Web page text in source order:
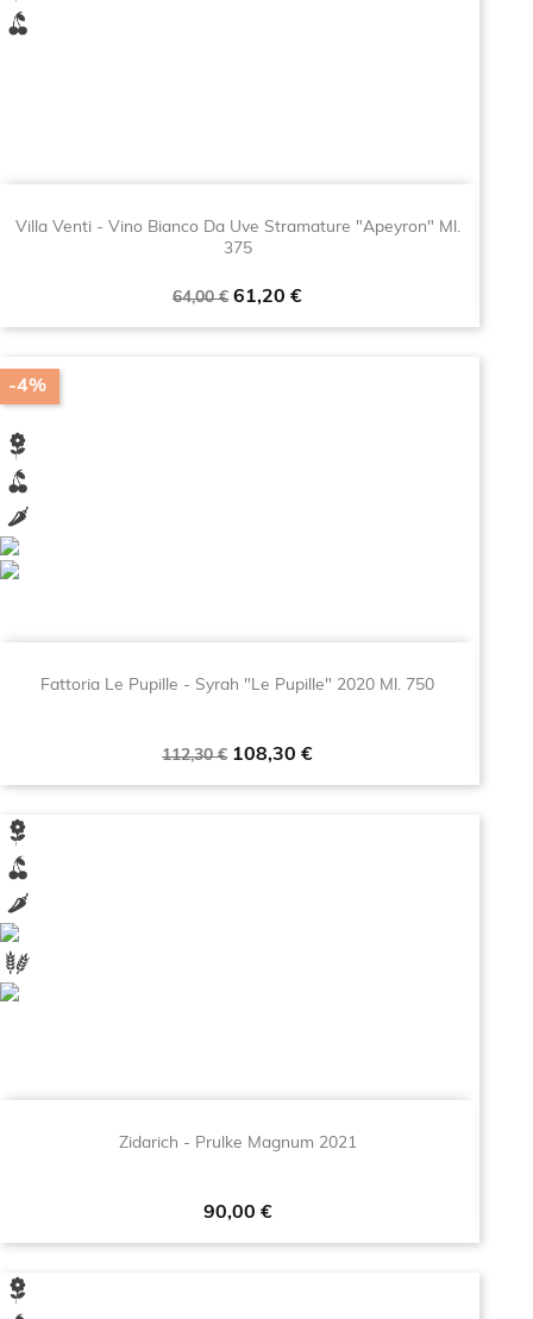
Villa Venti - Vino Bianco Da Uve Stramature "Apeyron" Ml.
375
Prezzo
64,00 € Prezzo
61,20 €
Fattoria Le Pupille - Syrah "Le Pupille" 2020 Ml. 750
Prezzo
112,30 € Prezzo
108,30 €
-4%
Zidarich - Prulke Magnum 2021
Prezzo
90,00 €